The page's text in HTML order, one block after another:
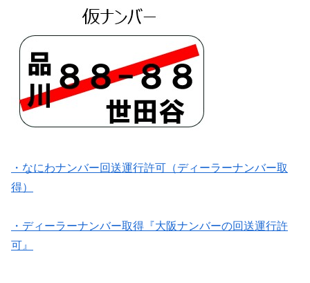
・なにわナンバー回送運行許可（ディーラーナンバー取
得）
・ディーラーナンバー取得『大阪ナンバーの回送運行許
可』